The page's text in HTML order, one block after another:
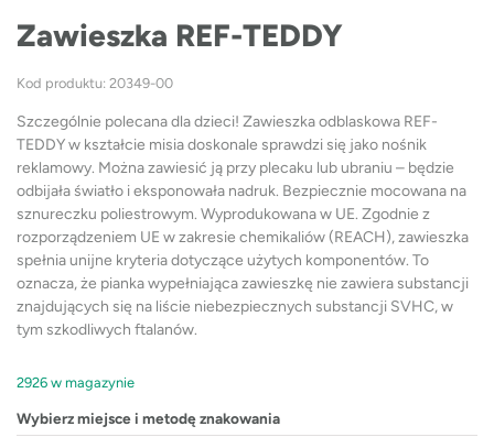
Zawieszka REF-TEDDY
Kod produktu: 20349-00
Szczególnie polecana dla dzieci! Zawieszka odblaskowa REF-
TEDDY w kształcie misia doskonale sprawdzi się jako nośnik
reklamowy. Można zawiesić ją przy plecaku lub ubraniu – będzie
odbijała światło i eksponowała nadruk. Bezpiecznie mocowana na
sznureczku poliestrowym. Wyprodukowana w UE. Zgodnie z
rozporządzeniem UE w zakresie chemikaliów (REACH), zawieszka
spełnia unijne kryteria dotyczące użytych komponentów. To
oznacza, że pianka wypełniająca zawieszkę nie zawiera substancji
znajdujących się na liście niebezpiecznych substancji SVHC, w
tym szkodliwych ftalanów.
2926 w magazynie
Wybierz miejsce i metodę znakowania